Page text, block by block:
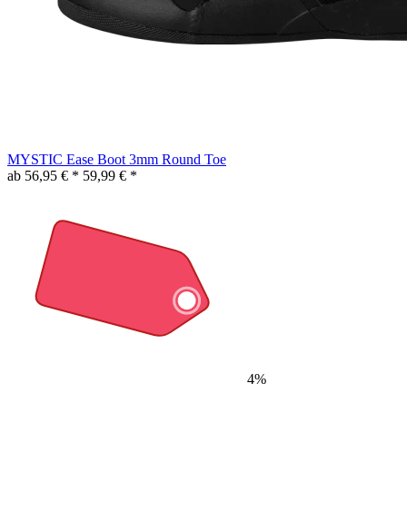
MYSTIC Ease Boot 3mm Round Toe
ab 56,95 € * 59,99 € *
4%